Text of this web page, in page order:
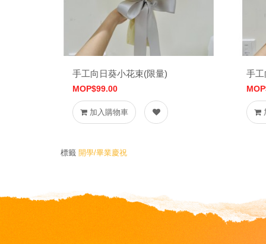
手工向日葵小花束(限量)
MOP$99.00
加入購物車
手
標籤 開學/畢業慶祝